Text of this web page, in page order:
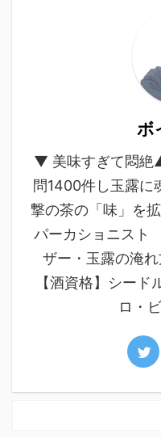
ボ
▼ 美味すぎて悶絶
問1400件し玉露に
撃の茶の「味」を
パーカショニスト
ザー・玉露の淹
【酒資格】シー
ロ・